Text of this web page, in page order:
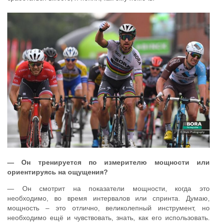
— Он тренируется по измерителю мощности или
ориентируясь на ощущения?
— Он смотрит на показатели мощности, когда это
необходимо, во время интервалов или спринта. Думаю,
мощность – это отлично, великолепный инструмент, но
необходимо ещё и чувствовать, знать, как его использовать.